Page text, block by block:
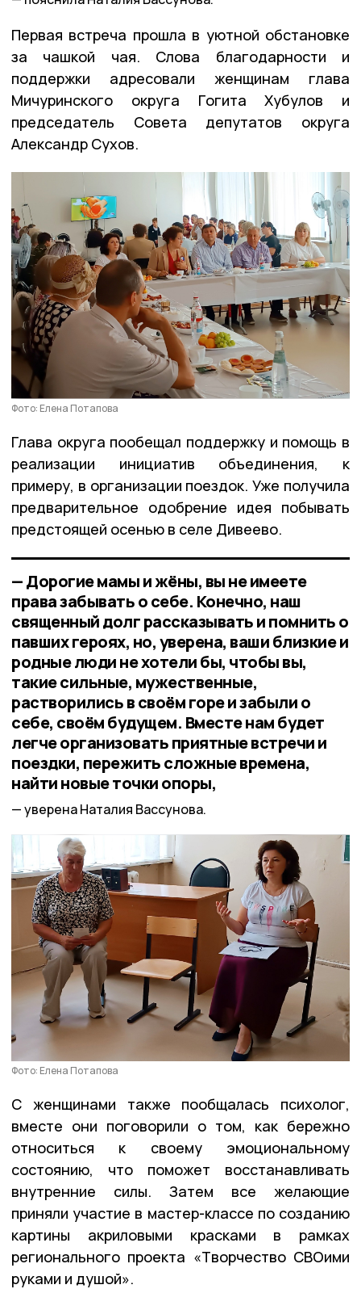
Первая встреча прошла в уютной обстановке
за чашкой чая. Слова благодарности и
поддержки адресовали женщинам глава
Мичуринского округа Гогита Хубулов и
председатель Совета депутатов округа
Александр Сухов.
Фото: Елена Потапова
Глава округа пообещал поддержку и помощь в
реализации инициатив объединения, к
примеру, в организации поездок. Уже получила
предварительное одобрение идея побывать
предстоящей осенью в селе Дивеево.
— Дорогие мамы и жёны, вы не имеете
права забывать о себе. Конечно, наш
священный долг рассказывать и помнить о
павших героях, но, уверена, ваши близкие и
родные люди не хотели бы, чтобы вы,
такие сильные, мужественные,
растворились в своём горе и забыли о
себе, своём будущем. Вместе нам будет
легче организовать приятные встречи и
поездки, пережить сложные времена,
найти новые точки опоры,
уверена Наталия Вассунова.
Фото: Елена Потапова
С женщинами также пообщалась психолог,
вместе они поговорили о том, как бережно
относиться к своему эмоциональному
состоянию, что поможет восстанавливать
внутренние силы. Затем все желающие
приняли участие в мастер-классе по созданию
картины акриловыми красками в рамках
регионального проекта «Творчество СВОими
руками и душой».